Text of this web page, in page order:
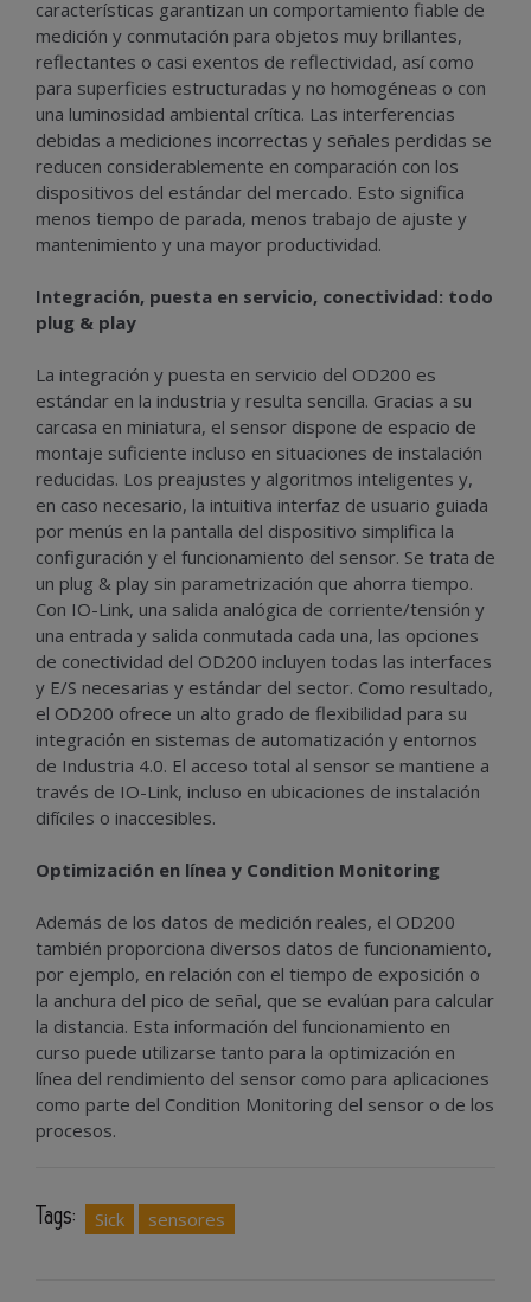
características garantizan un comportamiento fiable de
medición y conmutación para objetos muy brillantes,
reflectantes o casi exentos de reflectividad, así como
para superficies estructuradas y no homogéneas o con
una luminosidad ambiental crítica. Las interferencias
debidas a mediciones incorrectas y señales perdidas se
reducen considerablemente en comparación con los
dispositivos del estándar del mercado. Esto significa
menos tiempo de parada, menos trabajo de ajuste y
mantenimiento y una mayor productividad.
Integración, puesta en servicio, conectividad: todo
plug & play
La integración y puesta en servicio del OD200 es
estándar en la industria y resulta sencilla. Gracias a su
carcasa en miniatura, el sensor dispone de espacio de
montaje suficiente incluso en situaciones de instalación
reducidas. Los preajustes y algoritmos inteligentes y,
en caso necesario, la intuitiva interfaz de usuario guiada
por menús en la pantalla del dispositivo simplifica la
configuración y el funcionamiento del sensor. Se trata de
un plug & play sin parametrización que ahorra tiempo.
Con IO-Link, una salida analógica de corriente/tensión y
una entrada y salida conmutada cada una, las opciones
de conectividad del OD200 incluyen todas las interfaces
y E/S necesarias y estándar del sector. Como resultado,
el OD200 ofrece un alto grado de flexibilidad para su
integración en sistemas de automatización y entornos
de Industria 4.0. El acceso total al sensor se mantiene a
través de IO-Link, incluso en ubicaciones de instalación
difíciles o inaccesibles.
Optimización en línea y Condition Monitoring
Además de los datos de medición reales, el OD200
también proporciona diversos datos de funcionamiento,
por ejemplo, en relación con el tiempo de exposición o
la anchura del pico de señal, que se evalúan para calcular
la distancia. Esta información del funcionamiento en
curso puede utilizarse tanto para la optimización en
línea del rendimiento del sensor como para aplicaciones
como parte del Condition Monitoring del sensor o de los
procesos.
Tags: Sick sensores